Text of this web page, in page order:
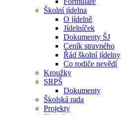
Školní jídelna
O jídelně
Jídelníček
Dokumenty ŠJ
Ceník stravného
Řád školní jídelny
Co rodiče nevědí
Kroužky
SRPŠ
Dokumenty
Školská rada
Projekty